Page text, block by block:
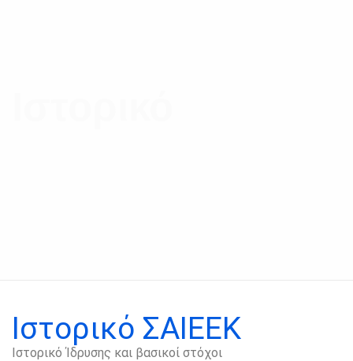
Ιστορικό ΣΑΙΕΕΚ
Ιστορικό Ίδρυσης και βασικοί στόχοι